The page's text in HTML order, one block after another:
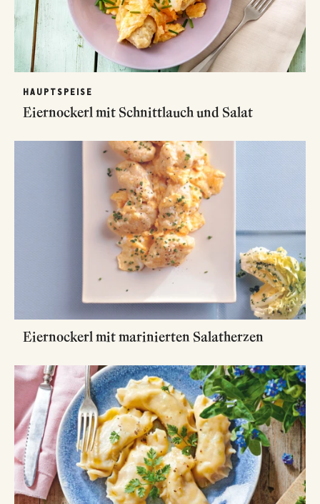
HAUPTSPEISE
Eiernockerl mit Schnittlauch und Salat
Eiernockerl mit marinierten Salatherzen